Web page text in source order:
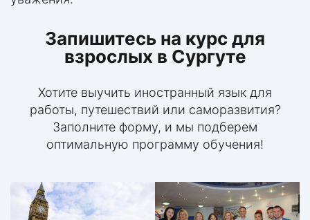
Запишитесь на курс для
взрослых в Сургуте
Хотите выучить иностранный язык для
работы, путешествий или саморазвития?
Заполните форму, и мы подберем
оптимальную программу обучения!